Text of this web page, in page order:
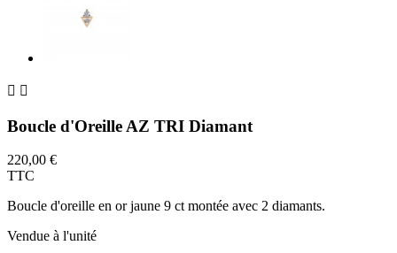
 
Boucle d'Oreille AZ TRI Diamant
220,00 €
TTC
Boucle d'oreille en or jaune 9 ct montée avec 2 diamants.
Vendue à l'unité